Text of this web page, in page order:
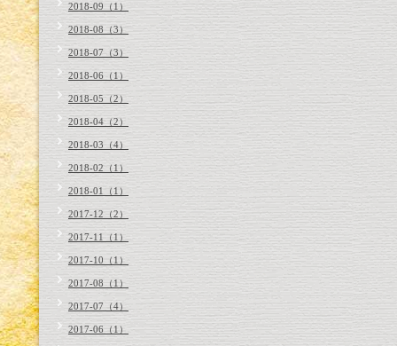
2018-09（1）
2018-08（3）
2018-07（3）
2018-06（1）
2018-05（2）
2018-04（2）
2018-03（4）
2018-02（1）
2018-01（1）
2017-12（2）
2017-11（1）
2017-10（1）
2017-08（1）
2017-07（4）
2017-06（1）